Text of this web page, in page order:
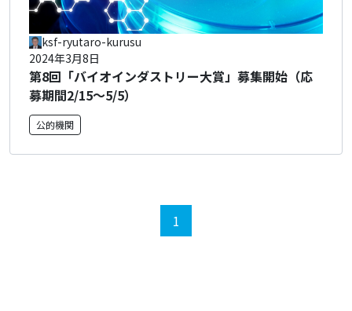
第8回「バイオインダストリー大賞」募集開始（応
募期間2/15～5/5）
2024年3月8日
ksf-ryutaro-kurusu
公的機関
1